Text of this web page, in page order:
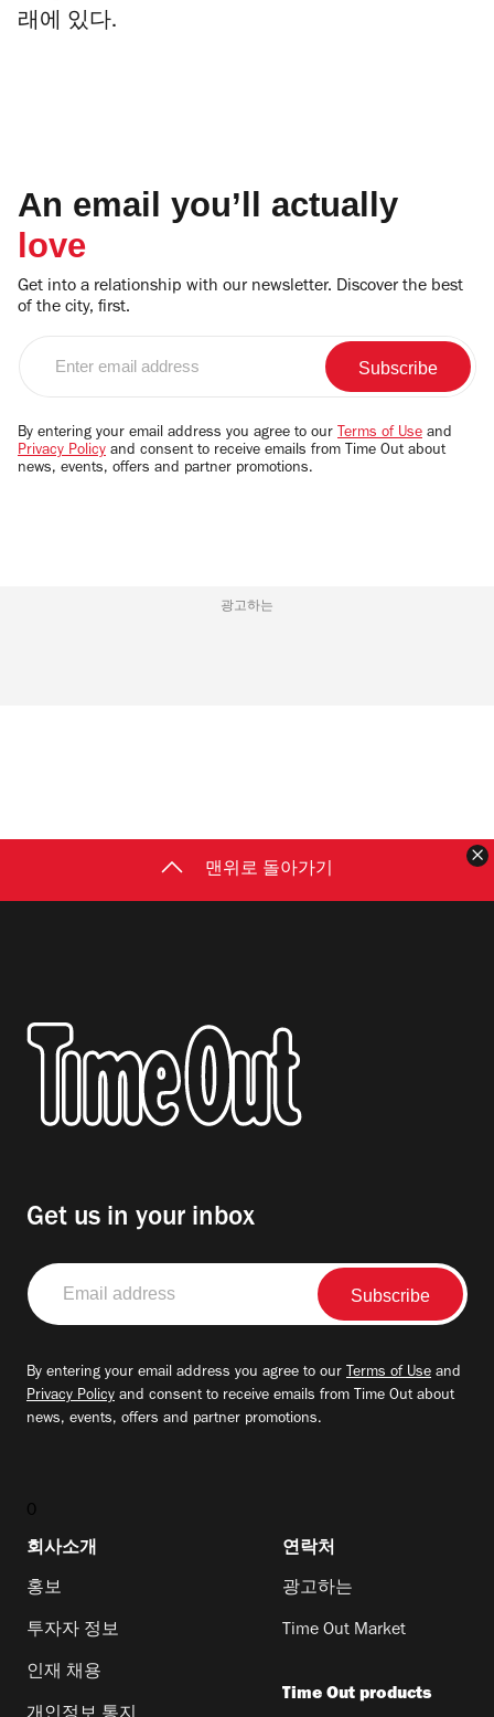
래에 있다.
An email you’ll actually
love
Get into a relationship with our newsletter. Discover the best
of the city, first.
email
By entering your email address you agree to our Terms of Use and
Privacy Policy and consent to receive emails from Time Out about
news, events, offers and partner promotions.
광고하는
맨위로 돌아가기
Get us in your inbox
Email
address
By entering your email address you agree to our Terms of Use and
Privacy Policy and consent to receive emails from Time Out about
news, events, offers and partner promotions.
0
회사소개
홍보
투자자 정보
인재 채용
연락처
광고하는
Time Out Market
Time Out products